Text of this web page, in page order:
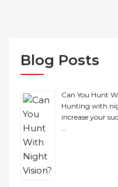
Blog Posts
Can You Hunt
Hunting with
increase your